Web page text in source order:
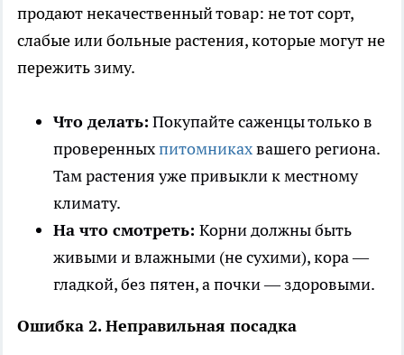
продают некачественный товар: не тот сорт,
слабые или больные растения, которые могут не
пережить зиму.
Что делать: Покупайте саженцы только в
проверенныхпитомникахвашего региона.
Там растения уже привыкли к местному
климату.
На что смотреть: Корни должны быть
живыми и влажными (не сухими), кора —
гладкой, без пятен, а почки — здоровыми.
Ошибка 2. Неправильная посадка